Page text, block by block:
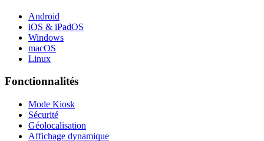
Android
iOS & iPadOS
Windows
macOS
Linux
Fonctionnalités
Mode Kiosk
Sécurité
Géolocalisation
Affichage dynamique